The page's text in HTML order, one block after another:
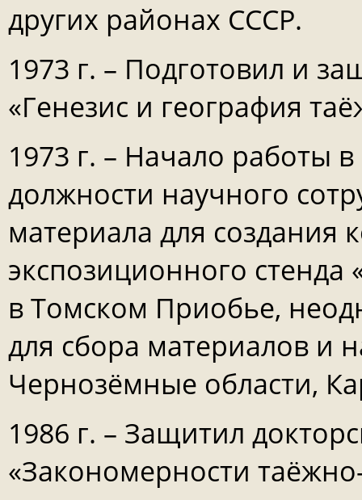
других районах СССР.
1973 г. – Подготовил и
«Генезис и география
1973 г. – Начало работы
должности научного
материала для
экспозиционного стенда
в Томском Приобье,
для сбора материалов и
Чернозёмные области,
1986 г. – Защитил
«Закономерности